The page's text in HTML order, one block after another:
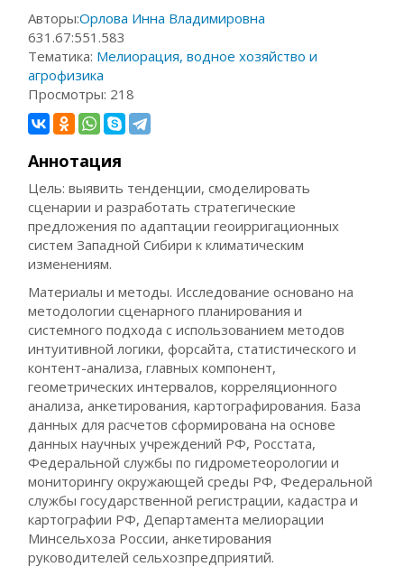
Авторы:Орлова Инна Владимировна
631.67:551.583
Тематика: Мелиорация, водное хозяйство и
агрофизика
Просмотры: 218
Аннотация
Цель: выявить тенденции, смоделировать
сценарии и разработать стратегические
предложения по адаптации геоирригационных
систем Западной Сибири к климатическим
изменениям.
Материалы и методы. Исследование основано на
методологии сценарного планирования и
системного подхода с использованием методов
интуитивной логики, форсайта, статистического и
контент-анализа, главных компонент,
геометрических интервалов, корреляционного
анализа, анкетирования, картографирования. База
данных для расчетов сформирована на основе
данных научных учреждений РФ, Росстата,
Федеральной службы по гидрометеорологии и
мониторингу окружающей среды РФ, Федеральной
службы государственной регистрации, кадастра и
картографии РФ, Департамента мелиорации
Минсельхоза России, анкетирования
руководителей сельхозпредприятий.